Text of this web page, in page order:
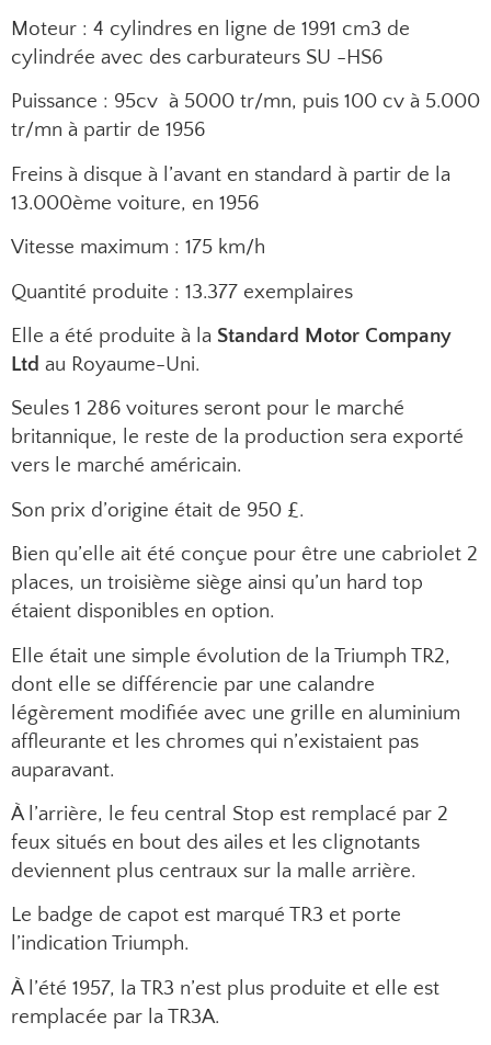
Moteur : 4 cylindres en ligne de 1991 cm3 de
cylindrée avec des carburateurs SU -HS6
Puissance : 95cv à 5000 tr/mn, puis 100 cv à 5.000
tr/mn à partir de 1956
Freins à disque à l’avant en standard à partir de la
13.000ème voiture, en 1956
Vitesse maximum : 175 km/h
Quantité produite : 13.377 exemplaires
Elle a été produite à la Standard Motor Company
Ltd au Royaume-Uni.
Seules 1 286 voitures seront pour le marché
britannique, le reste de la production sera exporté
vers le marché américain.
Son prix d’origine était de 950 £.
Bien qu’elle ait été conçue pour être une cabriolet 2
places, un troisième siège ainsi qu’un hard top
étaient disponibles en option.
Elle était une simple évolution de la Triumph TR2,
dont elle se différencie par une calandre
légèrement modifiée avec une grille en aluminium
affleurante et les chromes qui n’existaient pas
auparavant.
À l’arrière, le feu central Stop est remplacé par 2
feux situés en bout des ailes et les clignotants
deviennent plus centraux sur la malle arrière.
Le badge de capot est marqué TR3 et porte
l’indication Triumph.
À l’été 1957, la TR3 n’est plus produite et elle est
remplacée par la TR3A.